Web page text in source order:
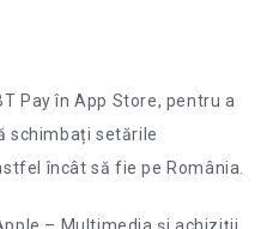
Pay în App Store, pentru a
schimbați setările
încât să fie pe România.